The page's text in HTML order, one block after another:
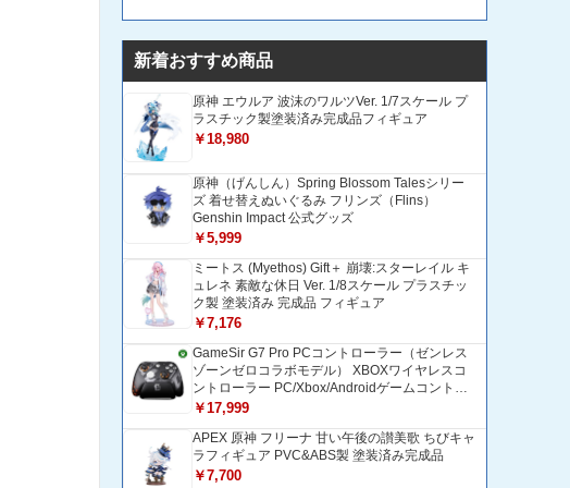
新着おすすめ商品
原神 エウルア 波沫のワルツVer. 1/7スケール プ
ラスチック製塗装済み完成品フィギュア
￥18,980
原神（げんしん）Spring Blossom Talesシリー
ズ 着せ替えぬいぐるみ フリンズ（Flins）
Genshin Impact 公式グッズ
￥5,999
ミートス (Myethos) Gift＋ 崩壊:スターレイル キ
ュレネ 素敵な休日 Ver. 1/8スケール プラスチッ
ク製 塗装済み 完成品 フィギュア
￥7,176
GameSir G7 Pro PCコントローラー（ゼンレス
ゾーンゼロコラボモデル） XBOXワイヤレスコ
ントローラー PC/Xbox/Androidゲームコントロ
ーラー 1200mAH大容量バッテリー TMRホール
コントローラー 追加ボタン＆トリガー/グリップ
振動モーター搭載 トリガーストップ＆背面ボタ
ンロック付きゲームパッド 光学式マイクロスイ
￥17,999
APEX 原神 フリーナ 甘い午後の讃美歌 ちびキャ
ラフィギュア PVC&ABS製 塗装済み完成品
￥7,700